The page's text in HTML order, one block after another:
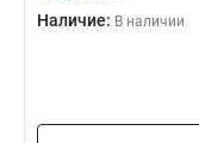
Наличие: В наличии